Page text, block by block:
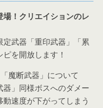
！クリエイションのレ
武器「重印武器」「累
を開放します！
魔断武器」について
器」同様ボスへのダメー
速度が下がってしまう